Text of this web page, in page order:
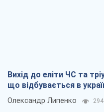
Вихід до еліти ЧС та
що відбувається в
Олександр Липенко 294